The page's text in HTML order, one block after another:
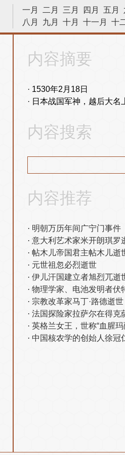
一月 二月 三月 四月 五月
八月
九月 十月 十一月 十
内容摘要
1530年2月18日
日本战国军神，越后大名
内容搜索
内容推荐
明朝万历年间广宁门事件
意大利艺术家米开朗琪罗
帖木儿帝国君主帖木儿逝
元世祖忽必烈逝世
伊儿汗国建立者旭烈兀逝
物理学家、电池发明者伏
宗教改革家马丁·路德逝世
法国探险家拉萨尔在得克
英格兰女王，世称“血腥
中国核农学的创始人徐冠